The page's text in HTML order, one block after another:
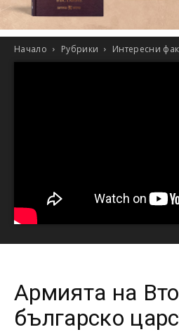
Начало Рубрики Интересни
Армията на
българско